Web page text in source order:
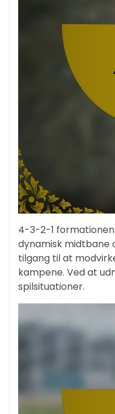
4-3-2-1 formationen
dynamisk midtbane
tilgang til at
kampene. Ved at
spilsituationer.